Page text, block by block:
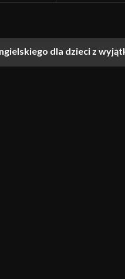
dla dzieci z